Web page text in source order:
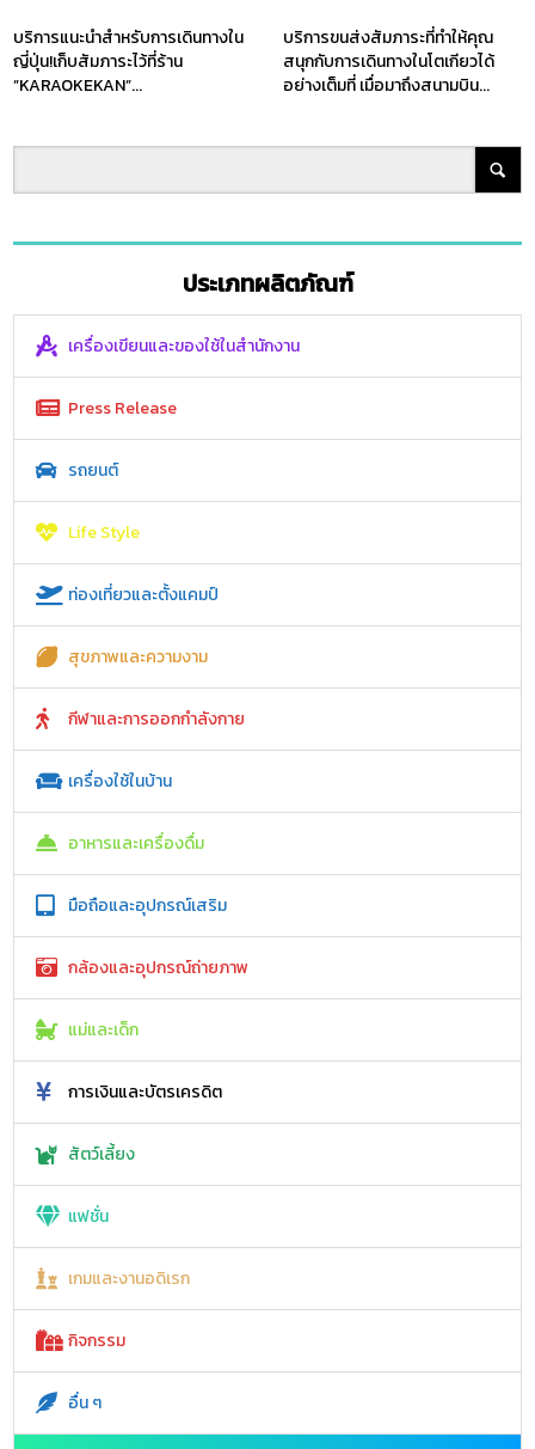
บริการแนะนำสำหรับการเดินทางใน
ญี่ปุ่น!เก็บสัมภาระไว้ที่ร้าน
”KARAOKEKAN”...
บริการขนส่งสัมภาระที่ทำให้คุณ
สนุกกับการเดินทางในโตเกียวได้
อย่างเต็มที่ เมื่อมาถึงสนามบิน...
ประเภทผลิตภัณฑ์
เครื่องเขียนและของใช้ในสำนักงาน
Press Release
รถยนต์
Life Style
ท่องเที่ยวและตั้งแคมป์
สุขภาพและความงาม
กีฬาและการออกกำลังกาย
เครื่องใช้ในบ้าน
อาหารและเครื่องดื่ม
มือถือและอุปกรณ์เสริม
กล้องและอุปกรณ์ถ่ายภาพ
แม่และเด็ก
การเงินและบัตรเครดิต
สัตว์เลี้ยง
แฟชั่น
เกมและงานอดิเรก
กิจกรรม
อื่น ๆ